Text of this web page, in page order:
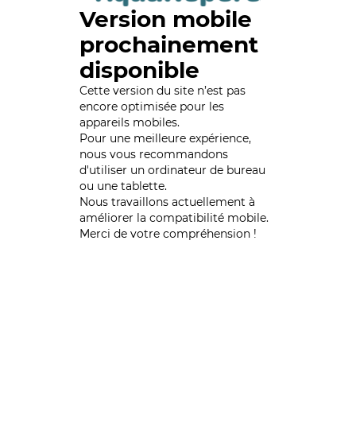
Version mobile
prochainement
disponible
Cette version du site n’est pas
encore optimisée pour les
appareils mobiles.
Pour une meilleure expérience,
nous vous recommandons
d'utiliser un ordinateur de bureau
ou une tablette.
Nous travaillons actuellement à
améliorer la compatibilité mobile.
Merci de votre compréhension !